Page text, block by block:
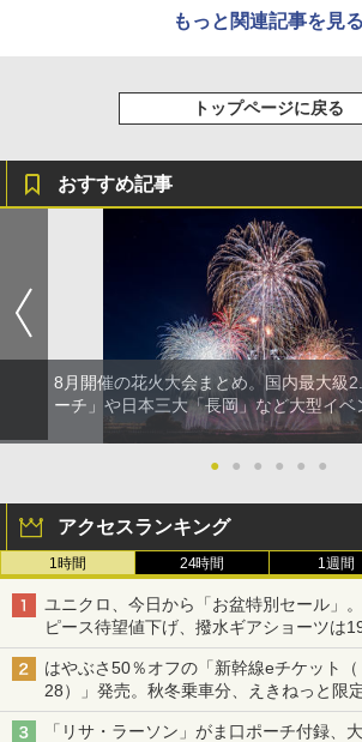
もっと関連記事を見る
トップページに戻る
おすすめ記事
8月開催の花火大会まとめ。国内最大級
ーチ」や日本三大「長岡」など大型イベ
● ● ● ● ● ●
アクセスランキング
1時間 24時間 1週間
ユニクロ、今日から「お盆特別セール」
ピース待望値下げ、撥水ギアショーツは
はやぶさ50％オフの「新幹線eチケット
28）」発売。秋冬乗車分、えきねっと限
「リサ・ラーソン」がま口ポーチ付録、